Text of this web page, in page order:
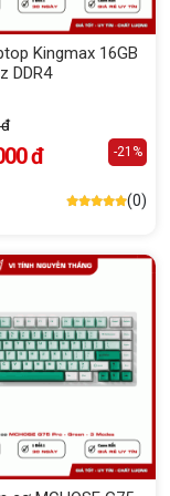
Kingmax 16GB
DDR4
đ -21%
(0)